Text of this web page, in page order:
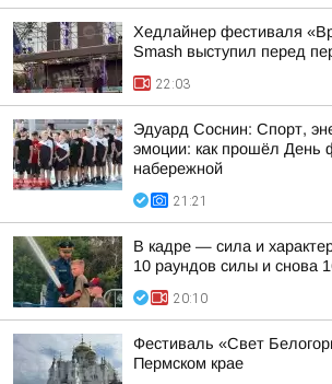
Хедлайнер фестиваля
Smash выступил перед
22:03
Эдуард Соснин: Спорт,
эмоции: как прошёл День
набережной
21:21
В кадре — сила и
10 раундов силы и снова
20:10
Фестиваль «Свет
Пермском крае